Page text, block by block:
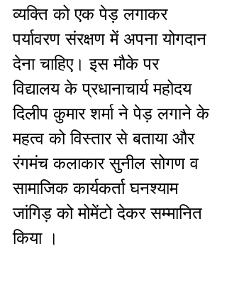
व्यक्ति को एक पेड़ लगाकर
पर्यावरण संरक्षण में अपना योगदान
देना चाहिए। इस मौके पर
विद्यालय के प्रधानाचार्य महोदय
दिलीप कुमार शर्मा ने पेड़ लगाने के
महत्व को विस्तार से बताया और
रंगमंच कलाकार सुनील सोगण व
सामाजिक कार्यकर्ता घनश्याम
जांगिड़ को मोमेंटो देकर सम्मानित
किया ।